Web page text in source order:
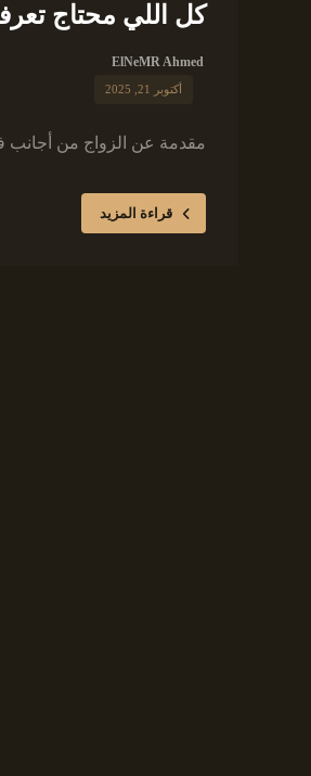
كل اللي محتاج
ElNeMR Ahmed
أكتوبر 21, 2025
مقدمة عن الزواج من أجانب
قراءة المزيد